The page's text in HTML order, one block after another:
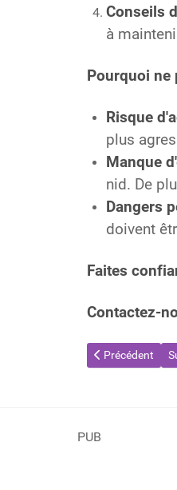
Conseils
à
Pourquoi
Risque
plus
Manque
nid. De
Dangers
doivent
Faites
Contactez-
Article
Précédent
PUB